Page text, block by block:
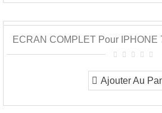
ECRAN COMPLET Pour IPHONE
Ajouter Au